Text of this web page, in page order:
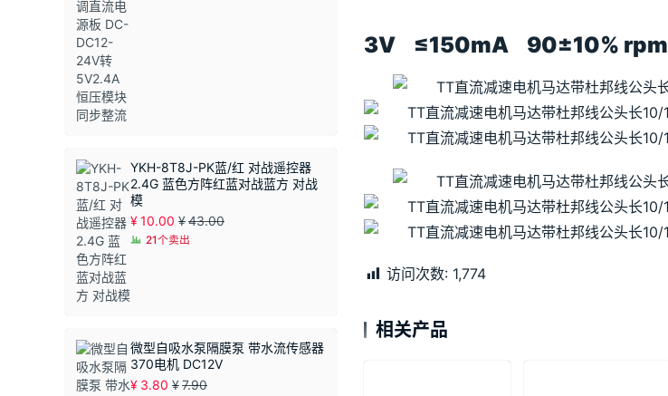
3V ≤150mA 90±10% rpm
访问次数: 1,774
相关产品
YKH-8T8J-PK蓝/红 对战遥控器
2.4G 蓝色方阵红蓝对战蓝方 对战
模
¥10.00 ¥43.00
21个卖出
微型自吸水泵隔膜泵 带水流传感器
370电机 DC12V
¥ 3.80 ¥7.90